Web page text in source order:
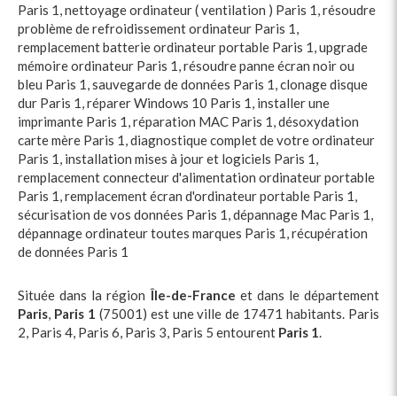
Paris 1,nettoyage ordinateur ( ventilation ) Paris 1,résoudre
problème de refroidissement ordinateur Paris 1,
remplacement batterie ordinateur portable Paris 1,upgrade
mémoire ordinateur Paris 1,résoudre panne écran noir ou
bleu Paris 1,sauvegarde de données Paris 1,clonage disque
dur Paris 1,réparer Windows 10 Paris 1, installer une
imprimante Paris 1,réparation MAC Paris 1,désoxydation
carte mère Paris 1,diagnostique complet de votre ordinateur
Paris 1, installation mises à jour et logiciels Paris 1,
remplacement connecteur d'alimentation ordinateur portable
Paris 1,remplacement écran d'ordinateur portable Paris 1,
sécurisation de vos données Paris 1,dépannage Mac Paris 1,
dépannage ordinateur toutes marques Paris 1,récupération
de données Paris 1
Située dans la régionÎle-de-France et dans le département
Paris, Paris 1 (75001) est une ville de 17471 habitants. Paris
2, Paris 4, Paris 6, Paris 3, Paris 5 entourent Paris 1.